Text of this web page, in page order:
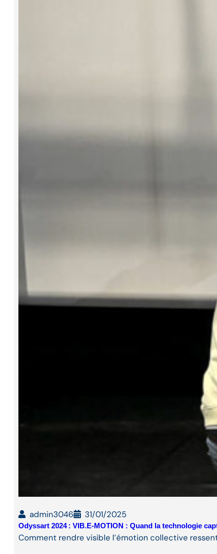
admin3046 31/01/2025
Odyssart 2024 : VIB.E-MOTION : Quand la technologie
Comment rendre visible l’émotion collective